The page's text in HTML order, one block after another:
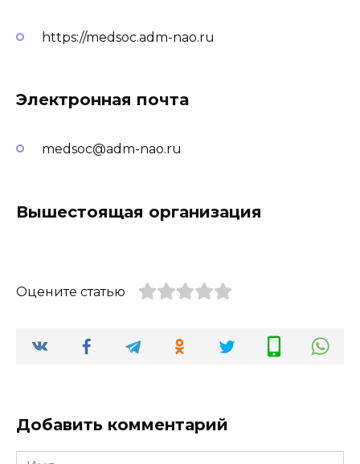
https://medsoc.adm-nao.ru
Электронная почта
medsoc@adm-nao.ru
Вышестоящая организация
Оцените статью
Добавить комментарий
Имя